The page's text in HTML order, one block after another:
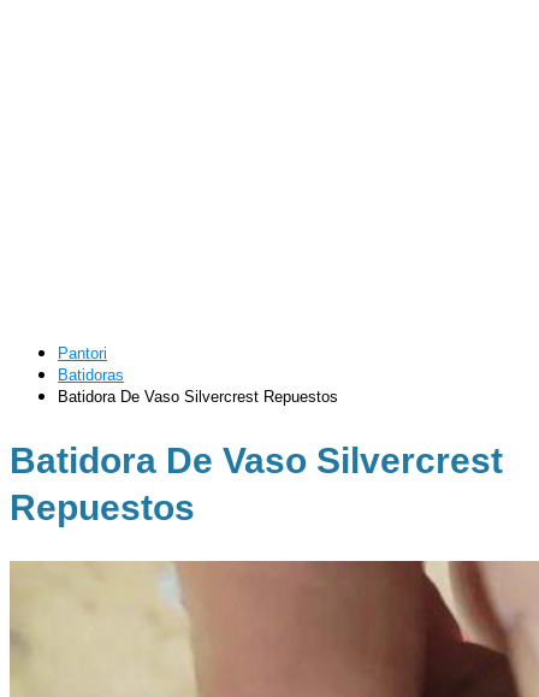
Pantori
Batidoras
Batidora De Vaso Silvercrest Repuestos
Batidora De Vaso Silvercrest
Repuestos